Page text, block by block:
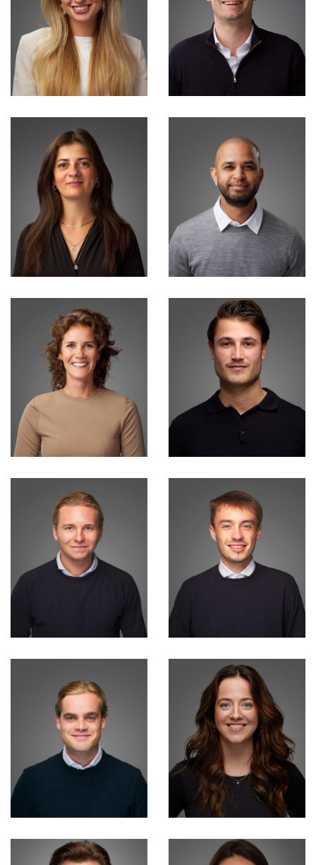
Djan Kramer
Consultant
Daan Ernst
Consultant
Anouk Kruining
Talent Acquisition
Tim Keukenbring
Consultant
Isa Zidek
Lead Consultant
Surin Kamta
Sales Support
Eline Snapper
Financial Business
Daan Simonse
Consultant
Timo Sträter
Consultant
Valentijn van
Koningsveld
Consultant